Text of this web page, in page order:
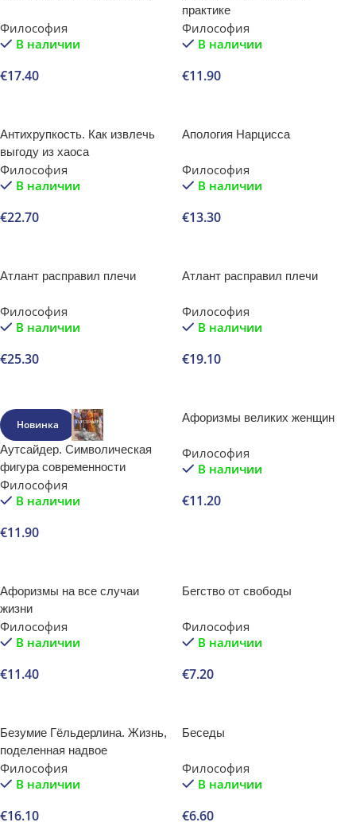
Философия
В наличии
€17.40
практике
Философия
В наличии
€11.90
Антихрупкость. Как извлечь
выгоду из хаоса
Философия
В наличии
€22.70
Апология Нарцисса
Философия
В наличии
€13.30
Атлант расправил плечи
Философия
В наличии
€25.30
Атлант расправил плечи
Философия
В наличии
€19.10
Новинка
Аутсайдер. Символическая
фигура современности
Философия
В наличии
€11.90
Афоризмы великих женщин
Философия
В наличии
€11.20
Афоризмы на все случаи
жизни
Философия
В наличии
€11.40
Бегство от свободы
Философия
В наличии
€7.20
Безумие Гёльдерлина. Жизнь,
поделенная надвое
Философия
В наличии
€16.10
Беседы
Философия
В наличии
€6.60